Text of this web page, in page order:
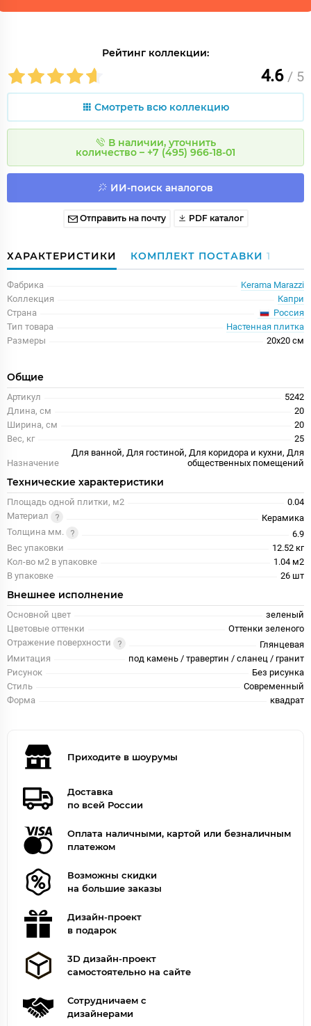
Рейтинг коллекции:
4.6 / 5
Смотреть всю коллекцию
В наличии, уточнить
количество – +7 (495) 966-18-01
ИИ-поиск аналогов
Отправить на почту PDF каталог
ХАРАКТЕРИСТИКИ КОМПЛЕКТ ПОСТАВКИ 1
Фабрика
Kerama Marazzi
Коллекция
Капри
Страна
Россия
Тип товара
Настенная плитка
Размеры
20x20 см
Общие
Артикул
5242
Длина, см
20
Ширина, см
20
Вес, кг
25
Назначение
Для ванной, Для гостиной, Для коридора и кухни, Для
общественных помещений
Технические характеристики
Площадь одной плитки, м2
0.04
Материал
Керамика
Толщина мм.
6.9
Вес упаковки
12.52 кг
Кол-во м2 в упаковке
1.04 м2
В упаковке
26 шт
Внешнее исполнение
Основной цвет
зеленый
Цветовые оттенки
Оттенки зеленого
Отражение поверхности
Глянцевая
Имитация
под камень / травертин / сланец / гранит
Рисунок
Без рисунка
Стиль
Современный
Форма
квадрат
Приходите в шоурумы
Доставка
по всей России
Оплата наличными, картой или безналичным
платежом
Возможны скидки
на большие заказы
Дизайн-проект
в подарок
3D дизайн-проект
самостоятельно на сайте
Сотрудничаем с
дизайнерами